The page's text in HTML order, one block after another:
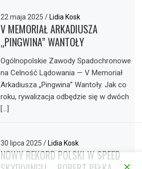
22 maja 2025/ Lidia Kosk
V MEMORIAŁ ARKADIUSZA
„PINGWINA” WANTOŁY
Ogólnopolskie Zawody Spadochronowe
na Celność Lądowania — V Memoriał
Arkadiusza „Pingwina” Wantoły. Jak co
roku, rywalizacja odbędzie się w dwóch
[…]
30 lipca 2025/ Lidia Kosk
NOWY REKORD POLSKI W SPEED